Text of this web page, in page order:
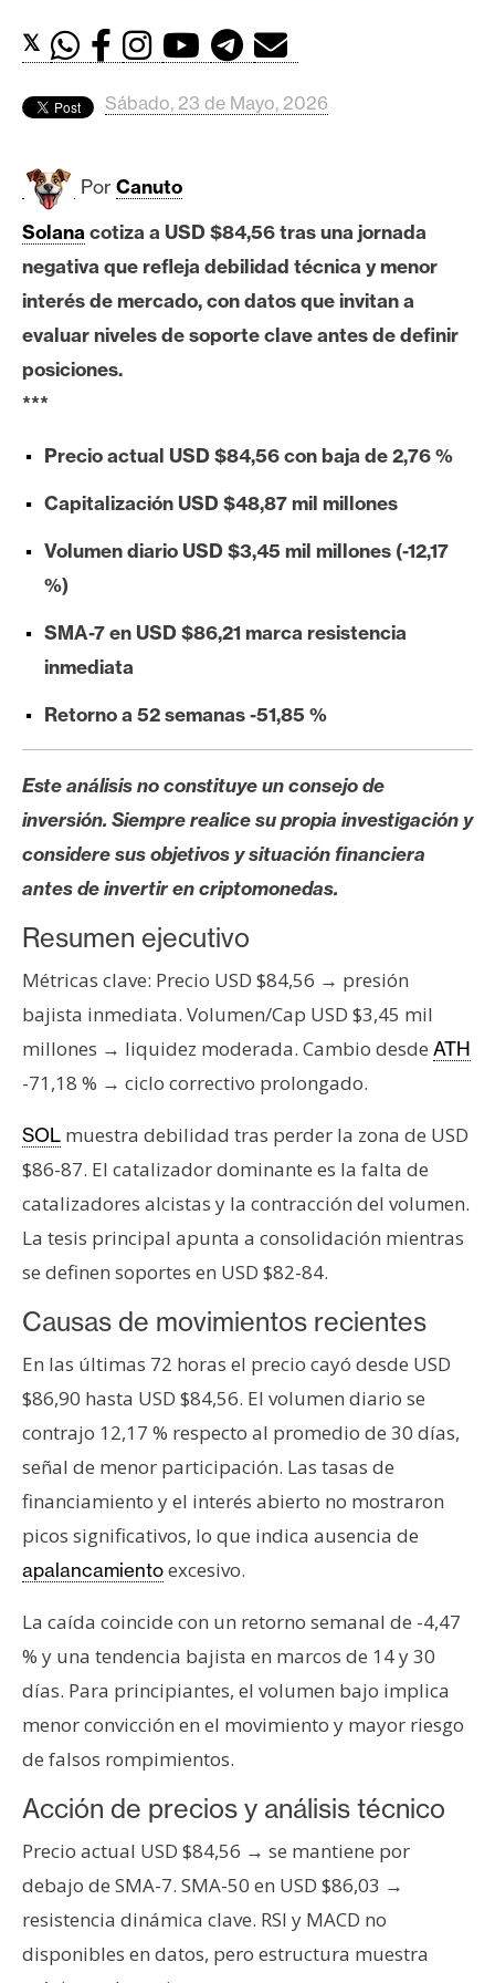
d
s
B
t
c
o
i
t
h
e
r
m
I
A
á
l
s
i
s
N
t
a
d
e
P
e
n
a
e
m
a
e
c
u
s
o
C
𝕏
Sábado, 23 de Mayo, 2026
Por Canuto
Solana cotiza a USD $84,56 tras una jornada
negativa que refleja debilidad técnica y menor
interés de mercado, con datos que invitan a
evaluar niveles de soporte clave antes de definir
posiciones.
***
Precio actual USD $84,56 con baja de 2,76 %
Capitalización USD $48,87 mil millones
Volumen diario USD $3,45 mil millones (-12,17
%)
SMA-7 en USD $86,21 marca resistencia
inmediata
Retorno a 52 semanas -51,85 %
Este análisis no constituye un consejo de
inversión. Siempre realice su propia investigación y
considere sus objetivos y situación financiera
antes de invertir en criptomonedas.
Resumen ejecutivo
Métricas clave: Precio USD $84,56 → presión
bajista inmediata. Volumen/Cap USD $3,45 mil
millones → liquidez moderada. Cambio desde ATH
-71,18 % → ciclo correctivo prolongado.
SOL muestra debilidad tras perder la zona de USD
$86-87. El catalizador dominante es la falta de
catalizadores alcistas y la contracción del volumen.
La tesis principal apunta a consolidación mientras
se definen soportes en USD $82-84.
Causas de movimientos recientes
En las últimas 72 horas el precio cayó desde USD
$86,90 hasta USD $84,56. El volumen diario se
contrajo 12,17 % respecto al promedio de 30 días,
señal de menor participación. Las tasas de
financiamiento y el interés abierto no mostraron
picos significativos, lo que indica ausencia de
apalancamientoexcesivo.
La caída coincide con un retorno semanal de -4,47
% y una tendencia bajista en marcos de 14 y 30
días. Para principiantes, el volumen bajo implica
menor convicción en el movimiento y mayor riesgo
de falsos rompimientos.
Acción de precios y análisis técnico
Precio actual USD $84,56 → se mantiene por
debajo de SMA-7. SMA-50 en USD $86,03 →
resistencia dinámica clave. RSI y MACD no
disponibles en datos, pero estructura muestra